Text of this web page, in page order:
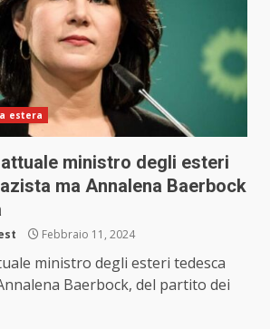
estera
ministro degli esteri
ma Annalena Baerbock
Febbraio 11, 2024
ministro degli esteri tedesca
Baerbock, del partito dei